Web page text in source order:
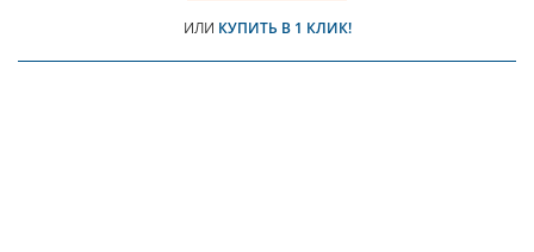
ИЛИ КУПИТЬ В 1 КЛИК!